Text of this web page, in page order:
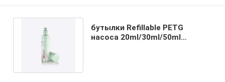
бутылки Refillable PETG
насоса 20ml/30ml/50ml